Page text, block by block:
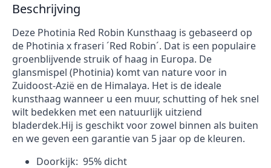
Beschrijving
Deze Photinia Red Robin Kunsthaag is gebaseerd op
de Photinia x fraseri ´Red Robin´. Dat is een populaire
groenblijvende struik of haag in Europa. De
glansmispel (Photinia) komt van nature voor in
Zuidoost-Azië en de Himalaya. Het is de ideale
kunsthaag wanneer u een muur, schutting of hek snel
wilt bedekken met een natuurlijk uitziend
bladerdek.Hij is geschikt voor zowel binnen als buiten
en we geven een garantie van 5 jaar op de kleuren.
Doorkijk: 95% dicht